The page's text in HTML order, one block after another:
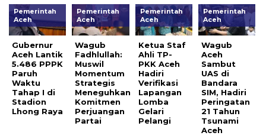
Pemerintah
Aceh
Gubernur
Aceh Lantik
5.486 PPPK
Paruh
Waktu
Tahap I di
Stadion
Lhong Raya
Pemerintah
Aceh
Wagub
Fadhlullah:
Muswil
Momentum
Strategis
Meneguhkan
Komitmen
Perjuangan
Partai
Pemerintah
Aceh
Ketua Staf
Ahli TP-
PKK Aceh
Hadiri
Verifikasi
Lapangan
Lomba
Gelari
Pelangi
Pemerintah
Aceh
Wagub
Aceh
Sambut
UAS di
Bandara
SIM, Hadiri
Peringatan
21 Tahun
Tsunami
Aceh ‎